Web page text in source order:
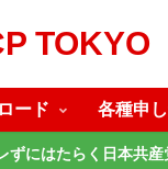
TOKYO
ード 各種申
ずにはたらく日本共